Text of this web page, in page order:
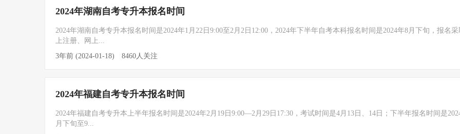
2024年​湖南自考专升本报名时间
2024年湖南自考专升本报名时间是2024年1月22日9:00至2月2日12:00，2024年下半年自考本科报名时间是2024年8月下旬，报名采
上注册、网上...
3年前 (2024-01-18)
8460人关注
​2024年福建自考专升本报名时间
2024年福建自考专升本上半年报名时间是2024年2月19日9:00—2月29日17:30，考试时间是4月13日、14日；下半年报名时间是
月下旬至9...